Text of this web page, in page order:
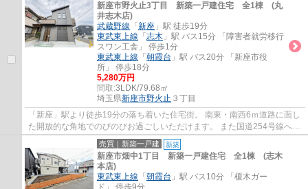
新座市野火止3丁目 新築一戸建住宅 全1棟 (丸
井志木店)
武蔵野線 「 新座 」駅 徒歩19分
東武東上線 「 志木 」駅 バス15分 「障害者就労移行
スワン工舎」 停歩1分
東武東上線 「 朝霞台 」駅 バス20分 「新座市役
所」 停歩18分
5,280万円
間取:3LDK/79.68㎡
埼玉県新座市野火止 ３丁目
「新座」駅より徒歩19分の落ち着いた住宅街。 南東・南西6ｍ道路に面し
た開放的な角地でのびのびお過ごしいただけます。 また国道254号線へス
ムーズにアクセスできるので車での移動も...
売買｜新築一戸建 新築
新座市畑中1丁目 新築一戸建住宅 全1棟 (志木
本店)
東武東上線 「 朝霞台 」駅 バス10分 「榎木ガー
ド」 停歩9分